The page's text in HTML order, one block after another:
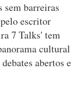
sem barreiras
escritor
7 Talks' tem
cultural
abertos e